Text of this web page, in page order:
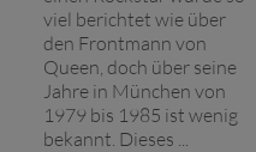
viel berichtet wie über
den Frontmann von
Queen, doch über seine
Jahre in München von
1979 bis 1985 ist wenig
bekannt. Dieses ...